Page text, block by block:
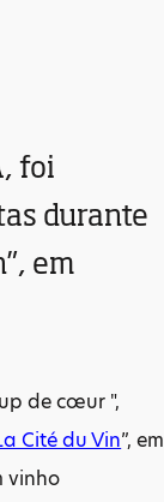
foi
durante
em
de cœur ",
Cité du Vin”, em
vinho